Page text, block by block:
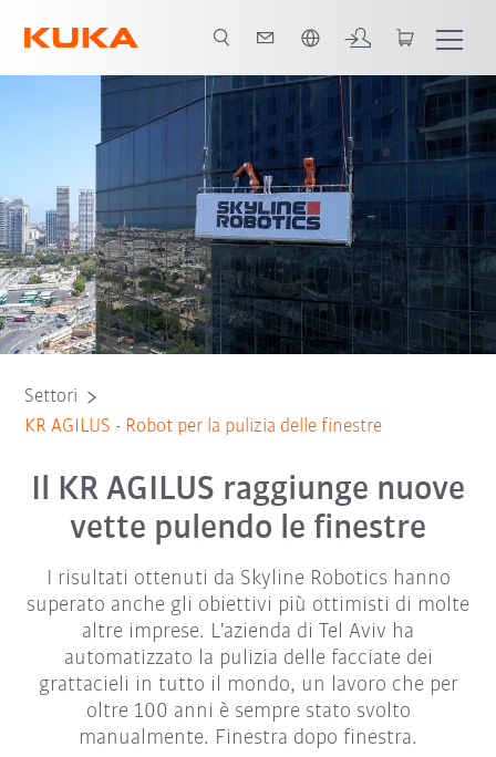
Tutti i partner del sistema
Settori
KR AGILUS - Robot per la pulizia delle finestre
Il KR AGILUS raggiunge nuove
vette pulendo le finestre
I risultati ottenuti da Skyline Robotics hanno
superato anche gli obiettivi più ottimisti di molte
altre imprese. L'azienda di Tel Aviv ha
automatizzato la pulizia delle facciate dei
grattacieli in tutto il mondo, un lavoro che per
oltre 100 anni è sempre stato svolto
manualmente. Finestra dopo finestra.